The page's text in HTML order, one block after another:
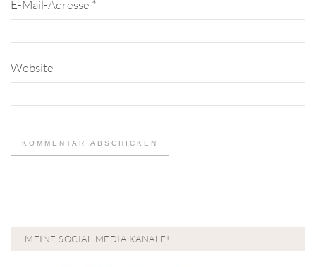
E-Mail-Adresse *
Website
MEINE SOCIAL MEDIA KANÄLE!